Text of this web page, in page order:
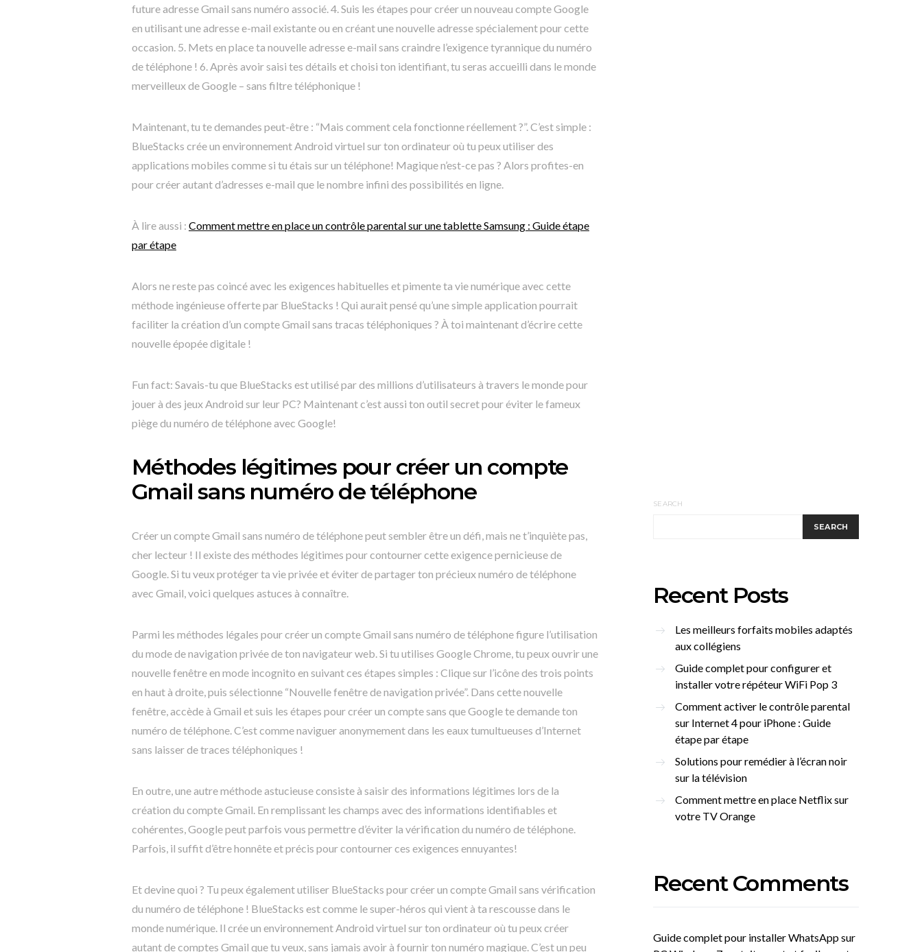
future adresse Gmail sans numéro associé. 4. Suis les étapes pour créer un nouveau compte Google
en utilisant une adresse e-mail existante ou en créant une nouvelle adresse spécialement pour cette
occasion. 5. Mets en place ta nouvelle adresse e-mail sans craindre l’exigence tyrannique du numéro
de téléphone ! 6. Après avoir saisi tes détails et choisi ton identifiant, tu seras accueilli dans le monde
merveilleux de Google – sans filtre téléphonique !
Maintenant, tu te demandes peut-être : “Mais comment cela fonctionne réellement ?”. C’est simple :
BlueStacks crée un environnement Android virtuel sur ton ordinateur où tu peux utiliser des
applications mobiles comme si tu étais sur un téléphone! Magique n’est-ce pas ? Alors profites-en
pour créer autant d’adresses e-mail que le nombre infini des possibilités en ligne.
À lire aussi : Comment mettre en place un contrôle parental sur une tablette Samsung : Guide étape
par étape
Alors ne reste pas coincé avec les exigences habituelles et pimente ta vie numérique avec cette
méthode ingénieuse offerte par BlueStacks ! Qui aurait pensé qu’une simple application pourrait
faciliter la création d’un compte Gmail sans tracas téléphoniques ? À toi maintenant d’écrire cette
nouvelle épopée digitale !
Fun fact: Savais-tu que BlueStacks est utilisé par des millions d’utilisateurs à travers le monde pour
jouer à des jeux Android sur leur PC? Maintenant c’est aussi ton outil secret pour éviter le fameux
piège du numéro de téléphone avec Google!
Méthodes légitimes pour créer un compte
Gmail sans numéro de téléphone
Créer un compte Gmail sans numéro de téléphone peut sembler être un défi, mais ne t’inquiète pas,
cher lecteur ! Il existe des méthodes légitimes pour contourner cette exigence pernicieuse de
Google. Si tu veux protéger ta vie privée et éviter de partager ton précieux numéro de téléphone
avec Gmail, voici quelques astuces à connaître.
Parmi les méthodes légales pour créer un compte Gmail sans numéro de téléphone figure l’utilisation
du mode de navigation privée de ton navigateur web. Si tu utilises Google Chrome, tu peux ouvrir une
nouvelle fenêtre en mode incognito en suivant ces étapes simples : Clique sur l’icône des trois points
en haut à droite, puis sélectionne “Nouvelle fenêtre de navigation privée”. Dans cette nouvelle
fenêtre, accède à Gmail et suis les étapes pour créer un compte sans que Google te demande ton
numéro de téléphone. C’est comme naviguer anonymement dans les eaux tumultueuses d’Internet
sans laisser de traces téléphoniques !
En outre, une autre méthode astucieuse consiste à saisir des informations légitimes lors de la
création du compte Gmail. En remplissant les champs avec des informations identifiables et
cohérentes, Google peut parfois vous permettre d’éviter la vérification du numéro de téléphone.
Parfois, il suffit d’être honnête et précis pour contourner ces exigences ennuyantes!
Et devine quoi ? Tu peux également utiliser BlueStacks pour créer un compte Gmail sans vérification
du numéro de téléphone ! BlueStacks est comme le super-héros qui vient à ta rescousse dans le
monde numérique. Il crée un environnement Android virtuel sur ton ordinateur où tu peux créer
autant de comptes Gmail que tu veux, sans jamais avoir à fournir ton numéro magique. C’est un peu
SEARCH
SEARCH
Recent Posts
Les meilleurs forfaits mobiles adaptés
aux collégiens
Guide complet pour configurer et
installer votre répéteur WiFi Pop 3
Comment activer le contrôle parental
sur Internet 4 pour iPhone : Guide
étape par étape
Solutions pour remédier à l’écran noir
sur la télévision
Comment mettre en place Netflix sur
votre TV Orange
Recent Comments
Guide complet pour installer WhatsApp sur